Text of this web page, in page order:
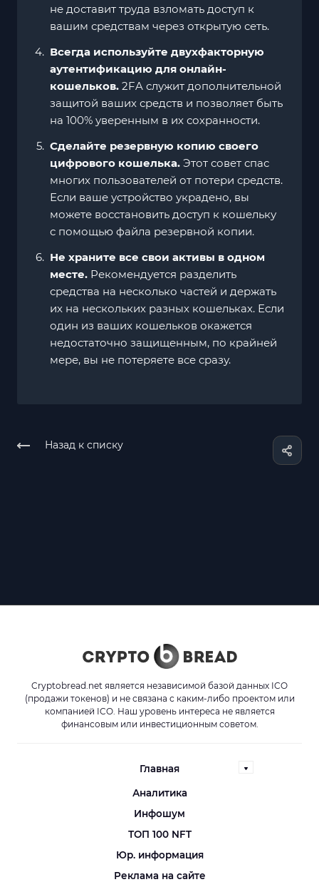
не доставит труда взломать доступ к
вашим средствам через открытую сеть.
Всегда используйте двухфакторную
аутентификацию для онлайн-
кошельков. 2FA служит дополнительной
защитой ваших средств и позволяет быть
на 100% уверенным в их сохранности.
Сделайте резервную копию своего
цифрового кошелька. Этот совет спас
многих пользователей от потери средств.
Если ваше устройство украдено, вы
можете восстановить доступ к кошельку
с помощью файла резервной копии.
Не храните все свои активы в одном
месте. Рекомендуется разделить
средства на несколько частей и держать
их на нескольких разных кошельках. Если
один из ваших кошельков окажется
недостаточно защищенным, по крайней
мере, вы не потеряете все сразу.
Назад к списку
Cryptobread.net является независимой базой данных ICO
(продажи токенов) и не связана с каким-либо проектом или
компанией ICO. Наш уровень интереса не является
финансовым или инвестиционным советом.
Главная
Аналитика
Инфошум
ТОП 100 NFT
Юр. информация
Реклама на сайте